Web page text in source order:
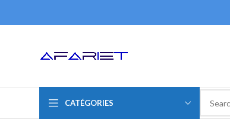
CATÉGORIES